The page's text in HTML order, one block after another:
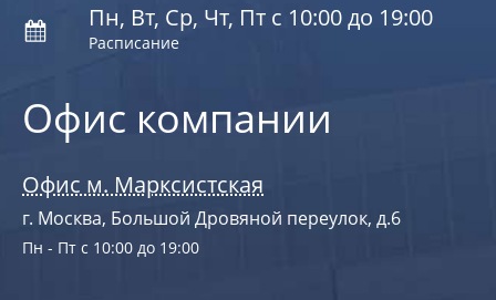
Офис компании
Офис м. Марксистская
г. Москва, Большой Дровяной переулок, д.6
Пн - Пт с 10:00 до 19:00
Пн, Вт, Ср, Чт, Пт с 10:00 до 19:00
Расписание